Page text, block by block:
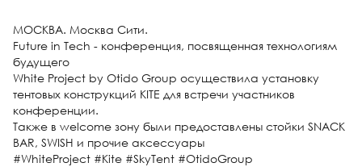
МОСКВА. Москва Сити.
Future in Tech - конференция, посвященная технологиям
будущего
White Project by Otido Group осуществила установку
тентовых конструкций KITE для встречи участников
конференции.
Также в welcome зону были предоставлены стойки SNACK
BAR, SWISH и прочие аксессуары
#WhiteProject #Kite #SkyTent #OtidoGroup